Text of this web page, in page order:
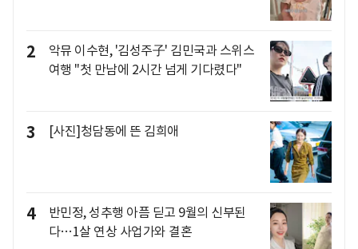
2
악뮤 이수현, '김성주子' 김민국과 스위스
여행 "첫 만남에 2시간 넘게 기다렸다"
3 [사진]청담동에 뜬 김희애
4
반민정, 성추행 아픔 딛고 9월의 신부된
다…1살 연상 사업가와 결혼